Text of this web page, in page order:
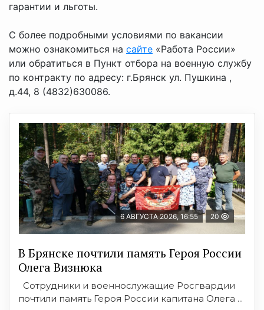
гарантии и льготы.
С более подробными условиями по вакансии
можно ознакомиться на сайте «Работа России»
или обратиться в Пункт отбора на военную службу
по контракту по адресу: г.Брянск ул. Пушкина ,
д.44, 8 (4832)630086.
6 АВГУСТА 2026, 16:55 20
В Брянске почтили память Героя России
Олега Визнюка
Сотрудники и военнослужащие Росгвардии
почтили память Героя России капитана Олега ...